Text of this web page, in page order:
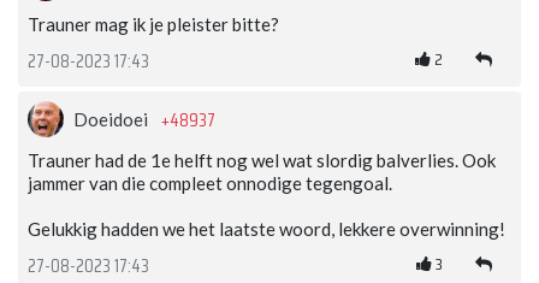
Trauner mag ik je pleister bitte?
27-08-2023 17:43 2
Doeidoei +48937
Trauner had de 1e helft nog wel wat slordig balverlies. Ook
jammer van die compleet onnodige tegengoal.
Gelukkig hadden we het laatste woord, lekkere overwinning!
27-08-2023 17:43 3